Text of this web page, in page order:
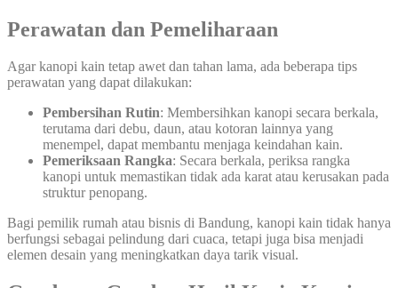
Perawatan dan Pemeliharaan
Agar kanopi kain tetap awet dan tahan lama, ada beberapa tips
perawatan yang dapat dilakukan:
Pembersihan Rutin: Membersihkan kanopi secara berkala,
terutama dari debu, daun, atau kotoran lainnya yang
menempel, dapat membantu menjaga keindahan kain.
Pemeriksaan Rangka: Secara berkala, periksa rangka
kanopi untuk memastikan tidak ada karat atau kerusakan pada
struktur penopang.
Bagi pemilik rumah atau bisnis di Bandung, kanopi kain tidak hanya
berfungsi sebagai pelindung dari cuaca, tetapi juga bisa menjadi
elemen desain yang meningkatkan daya tarik visual.